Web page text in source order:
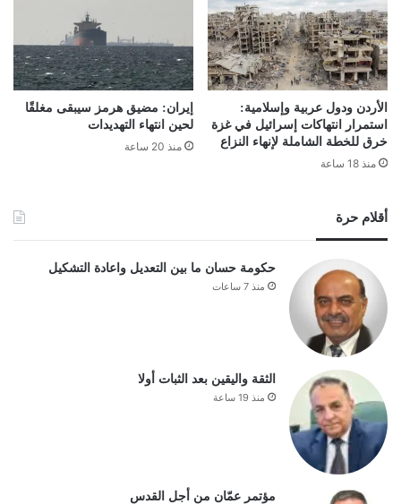
الأردن ودول عربية وإسلامية:
استمرار انتهاكات إسرائيل في غزة
خرق للخطة الشاملة لإنهاء النزاع
منذ 18 ساعة
إيران: مضيق هرمز سيبقى مغلقًا
لحين انتهاء التهديدات
منذ 20 ساعة
أقلام حرة
حكومة حسان ما بين التعديل واعادة التشكيل
منذ 7 ساعات
الثقة واليقين بعد الثبات أولا
منذ 19 ساعة
مؤتمر عمّان من أجل القدس